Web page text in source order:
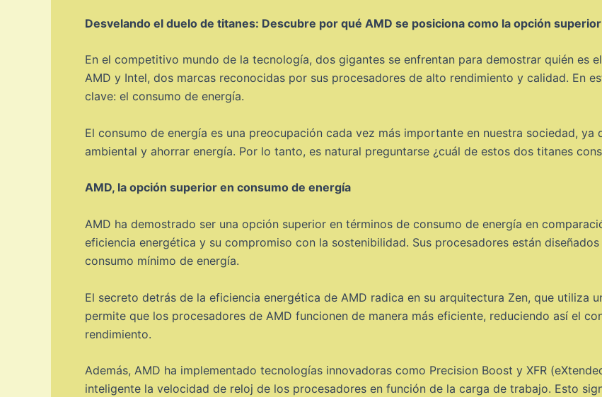
Desvelando el duelo de titanes: Descubre por qué AMD se posiciona como la opción
En el competitivo mundo de la tecnología, dos gigantes se enfrentan para demostrar quién es
AMD y Intel, dos marcas reconocidas por sus procesadores de alto rendimiento y calidad. En
clave: el consumo de energía.
El consumo de energía es una preocupación cada vez más importante en nuestra sociedad,
ambiental y ahorrar energía. Por lo tanto, es natural preguntarse ¿cuál de estos dos titanes
AMD, la opción superior en consumo de energía
AMD ha demostrado ser una opción superior en términos de consumo de energía en
eficiencia energética y su compromiso con la sostenibilidad. Sus procesadores están
consumo mínimo de energía.
El secreto detrás de la eficiencia energética de AMD radica en su arquitectura Zen, que utiliza
permite que los procesadores de AMD funcionen de manera más eficiente, reduciendo así el
rendimiento.
Además, AMD ha implementado tecnologías innovadoras como Precision Boost y XFR
inteligente la velocidad de reloj de los procesadores en función de la carga de trabajo. Esto